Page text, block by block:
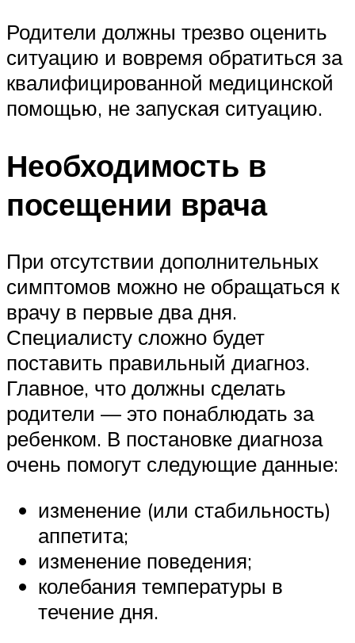
Родители должны трезво оценить
ситуацию и вовремя обратиться за
квалифицированной медицинской
помощью, не запуская ситуацию.
Необходимость в
посещении врача
При отсутствии дополнительных
симптомов можно не обращаться к
врачу в первые два дня.
Специалисту сложно будет
поставить правильный диагноз.
Главное, что должны сделать
родители — это понаблюдать за
ребенком. В постановке диагноза
очень помогут следующие данные:
изменение (или стабильность)
аппетита;
изменение поведения;
колебания температуры в
течение дня.